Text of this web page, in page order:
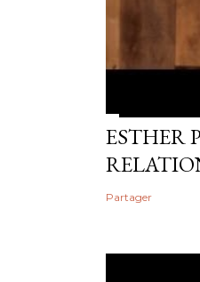
ESTHER
Partager